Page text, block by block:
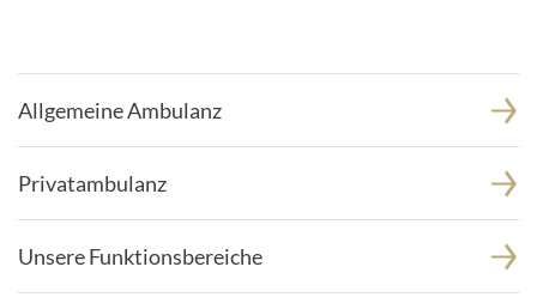
Allgemeine Ambulanz
Privatambulanz
Unsere Funktionsbereiche